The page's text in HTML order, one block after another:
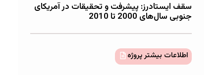
سقف ایستادرز: پیشرفت‌ و تحقیقات در آمریکای
جنوبی سال‌های 2000 تا 2010
اطلاعات بیشتر پروژه